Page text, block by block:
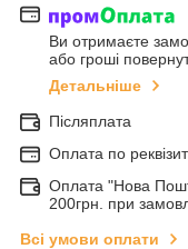
Ви отримаєте
або гроші
Детальніше
Післяплата
Оплата по
Оплата "Нова
200грн. при
Всі умови оплати